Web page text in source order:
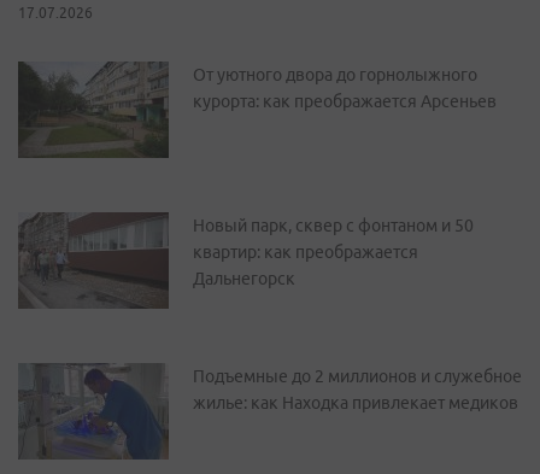
17.07.2026
От уютного двора до горнолыжного
курорта: как преображается Арсеньев
Новый парк, сквер с фонтаном и 50
квартир: как преображается
Дальнегорск
Подъемные до 2 миллионов и служебное
жилье: как Находка привлекает медиков